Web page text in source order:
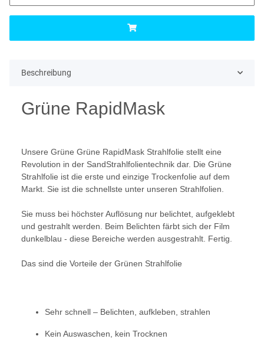
Beschreibung
Grüne RapidMask
Unsere Grüne Grüne RapidMask Strahlfolie stellt eine
Revolution in der SandStrahlfolientechnik dar. Die Grüne
Strahlfolie ist die erste und einzige Trockenfolie auf dem
Markt. Sie ist die schnellste unter unseren Strahlfolien.
Sie muss bei höchster Auflösung nur belichtet, aufgeklebt
und gestrahlt werden. Beim Belichten färbt sich der Film
dunkelblau - diese Bereiche werden ausgestrahlt. Fertig.
Das sind die Vorteile der Grünen Strahlfolie
Sehr schnell – Belichten, aufkleben, strahlen
Kein Auswaschen, kein Trocknen